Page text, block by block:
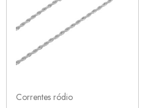
Correntes ródio